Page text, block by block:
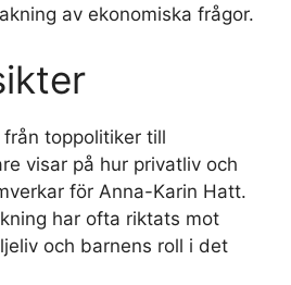
av ekonomiska frågor.
från toppolitiker till
visar på hur privatliv och
för Anna-Karin Hatt.
har ofta riktats mot
och barnens roll i det